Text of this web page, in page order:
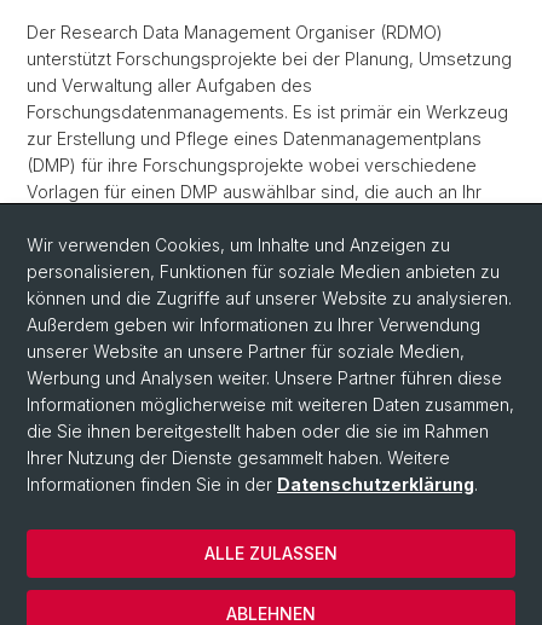
Der Research Data Management Organiser (RDMO)
unterstützt Forschungsprojekte bei der Planung, Umsetzung
und Verwaltung aller Aufgaben des
Forschungsdatenmanagements. Es ist primär ein Werkzeug
zur Erstellung und Pflege eines Datenmanagementplans
(DMP) für ihre Forschungsprojekte wobei verschiedene
Vorlagen für einen DMP auswählbar sind, die auch an Ihr
Link zur RDMO Instanz der Fakultät für Psychologie
Verfügbarkeit: nur im universitären Netzwerk (oder VPN)
© Universität Basel
Datenschutzerklärung
Wir verwenden Cookies, um Inhalte und Anzeigen zu
personalisieren, Funktionen für soziale Medien anbieten zu
können und die Zugriffe auf unserer Website zu analysieren.
Außerdem geben wir Informationen zu Ihrer Verwendung
unserer Website an unsere Partner für soziale Medien,
Werbung und Analysen weiter. Unsere Partner führen diese
Informationen möglicherweise mit weiteren Daten zusammen,
die Sie ihnen bereitgestellt haben oder die sie im Rahmen
Ihrer Nutzung der Dienste gesammelt haben. Weitere
Informationen finden Sie in der Datenschutzerklärung.
ABLEHNEN
ALLE ZULASSEN